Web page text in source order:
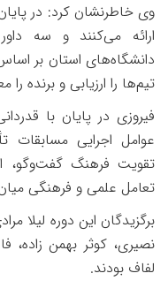
وی خاطرنشان کرد: در
ارائه می‌کنند و سه
دانشگاه‌های استان بر
تیم‌ها را ارزیابی و برنده
فیروزی در پایان با
عوامل اجرایی
تقویت فرهنگ گفت‌وگو،
تعامل علمی و فرهنگی
برگزیدگان این دوره لیلا
نصیری، کوثر بهمن زاده،
لفاف بودند.